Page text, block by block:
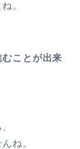
。
ことが出来
ね。